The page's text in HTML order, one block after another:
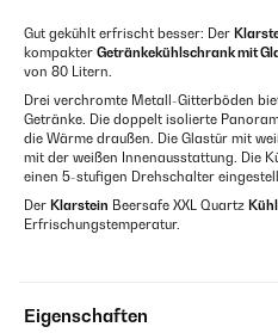
Gut gekühlt erfrischt besser: Der
kompakter Getränkekühlschrank mit
von 80 Litern.
Drei verchromte Metall-Gitterböden
Getränke. Die doppelt isolierte
die Wärme draußen. Die Glastür mit
mit der weißen Innenausstattung. Die
einen 5-stufigen Drehschalter
Der Klarstein Beersafe XXL Quartz
Erfrischungstemperatur.
Eigenschaften